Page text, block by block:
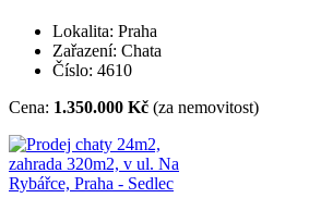
Lokalita: Praha
Zařazení: Chata
Číslo: 4610
Cena: 1.350.000 Kč (za nemovitost)